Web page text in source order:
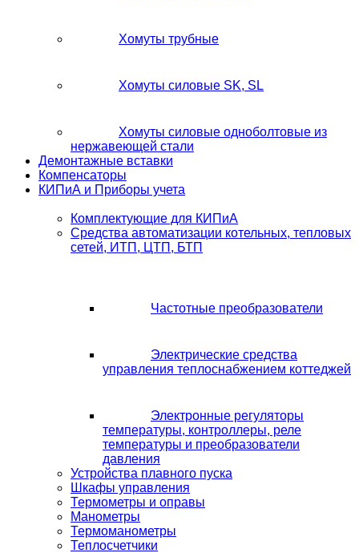
Хомуты трубные
Хомуты силовые SK, SL
Хомуты силовые одноболтовые из
нержавеющей стали
Демонтажные вставки
Компенсаторы
КИПиА и Приборы учета
Комплектующие для КИПиА
Средства автоматизации котельных, тепловых
сетей, ИТП, ЦТП, БТП
Частотные преобразователи
Электрические средства
управления теплоснабжением коттеджей
Электронные регуляторы
температуры, контроллеры, реле
температуры и преобразователи
давления
Устройства плавного пуска
Шкафы управления
Термометры и оправы
Манометры
Термоманометры
Теплосчетчики